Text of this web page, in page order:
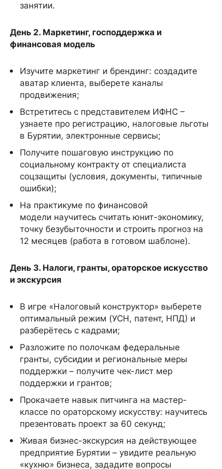
занятии.
День 2. Маркетинг, господдержка и
финансовая модель
Изучите маркетинг и брендинг: создадите
аватар клиента, выберете каналы
продвижения;
Встретитесь с представителем ИФНС –
узнаете про регистрацию, налоговые льготы
в Бурятии, электронные сервисы;
Получите пошаговую инструкцию по
социальному контракту от специалиста
соцзащиты (условия, документы, типичные
ошибки);
На практикуме по финансовой
модели научитесь считать юнит-экономику,
точку безубыточности и строить прогноз на
12 месяцев (работа в готовом шаблоне).
День 3. Налоги, гранты, ораторское искусство
и экскурсия
В игре «Налоговый конструктор» выберете
оптимальный режим (УСН, патент, НПД) и
разберётесь с кадрами;
Разложите по полочкам федеральные
гранты, субсидии и региональные меры
поддержки – получите чек-лист мер
поддержки и грантов;
Прокачаете навык питчинга на мастер-
классе по ораторскому искусству: научитесь
презентовать проект за 60 секунд;
Живая бизнес-экскурсия на действующее
предприятие Бурятии – увидите реальную
«кухню» бизнеса, зададите вопросы